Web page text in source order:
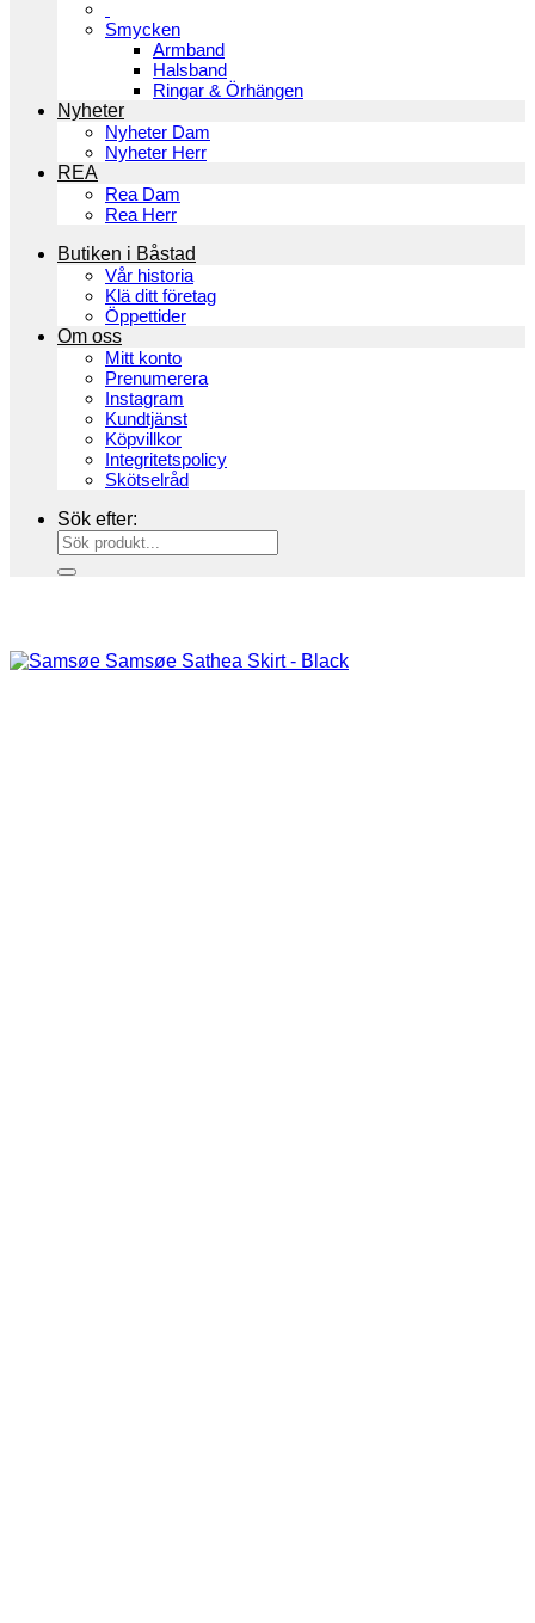
Smycken
Armband
Halsband
Ringar & Örhängen
Nyheter
Nyheter Dam
Nyheter Herr
REA
Rea Dam
Rea Herr
Butiken i Båstad
Vår historia
Klä ditt företag
Öppettider
Om oss
Mitt konto
Prenumerera
Instagram
Kundtjänst
Köpvillkor
Integritetspolicy
Skötselråd
Sök efter: